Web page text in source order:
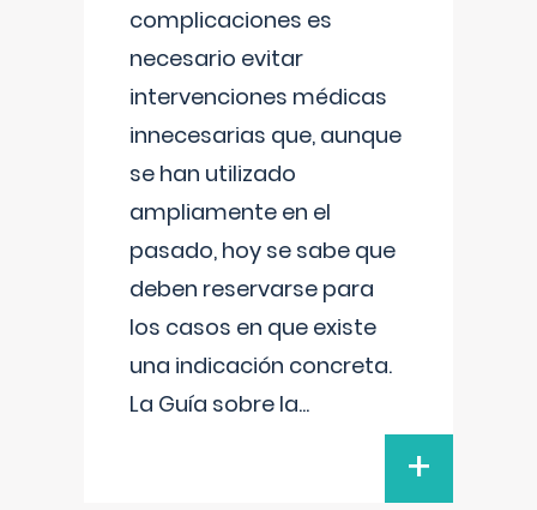
complicaciones es
necesario evitar
intervenciones médicas
innecesarias que, aunque
se han utilizado
ampliamente en el
pasado, hoy se sabe que
deben reservarse para
los casos en que existe
una indicación concreta.
La Guía sobre la...
+